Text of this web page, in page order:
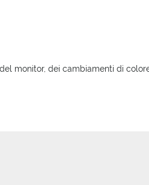
monitor, dei cambiamenti di